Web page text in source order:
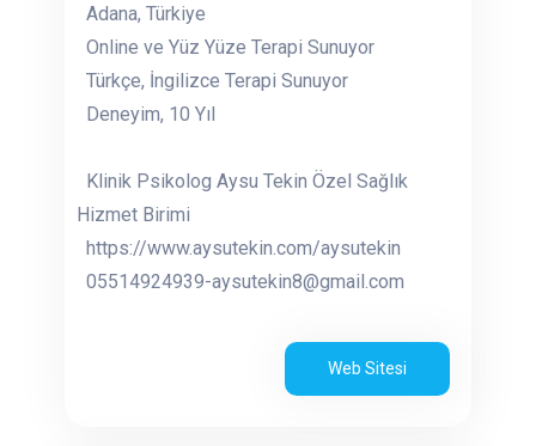
Adana, Türkiye
Online ve Yüz Yüze Terapi Sunuyor
Türkçe, İngilizce Terapi Sunuyor
Deneyim, 10 Yıl
Klinik Psikolog Aysu Tekin Özel Sağlık
Hizmet Birimi
https://www.aysutekin.com/aysutekin
05514924939-aysutekin8@gmail.com
Web Sitesi